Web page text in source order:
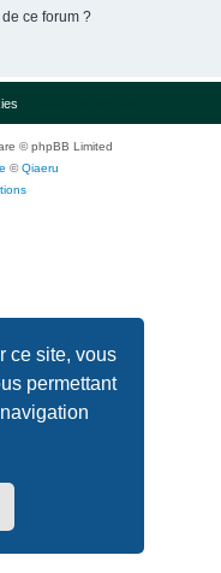
ce site, vous
permettant
ce forum ?
© phpBB Limited
©Qiaeru